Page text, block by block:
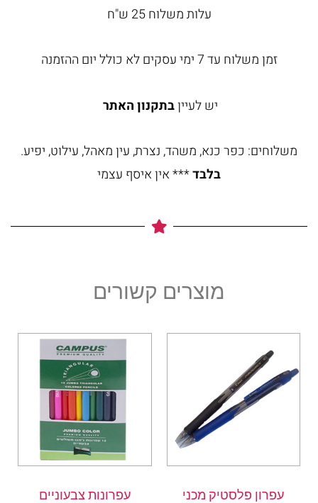
עלות משלוח 25 ש"ח
זמן משלוח עד 7 ימי עסקים לא כולל יום ההזמנה
יש לעייןבתקנון האתר
משלוחים: כפר כנא, משהד, נצרת, עין מאהל, עילוט, יפיע.
בלבד*** אין איסף עצמי
מוצרים קשורים
עפרון פלסטיק מכני
מספר
סוגים.
ניתן
האפשרויות
עפרונות צבעוניים